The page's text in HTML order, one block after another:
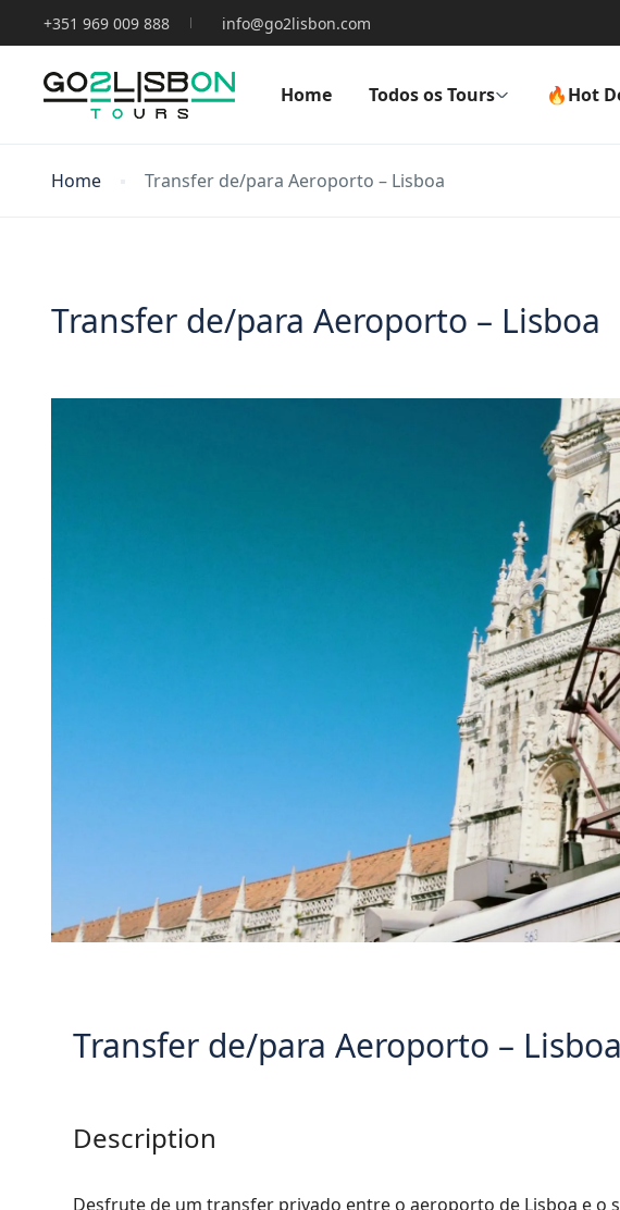
+351 969 009 888 info@go2lisbon.com
Home Todos os Tours 🔥Hot
Home Transfer de/para Aeroporto – Lisboa
Transfer de/para Aeroporto – Lisboa
Transfer de/para Aeroporto – Lisboa
Description
Desfrute de um transfer privado entre o aeroporto de Lisboa e o